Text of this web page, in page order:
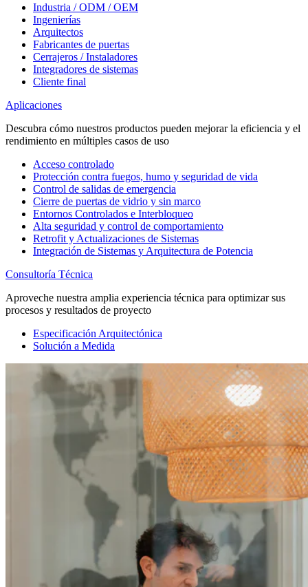
Industria / ODM / OEM
Ingenierías
Arquitectos
Fabricantes de puertas
Cerrajeros / Instaladores
Integradores de sistemas
Cliente final
Aplicaciones
Descubra cómo nuestros productos pueden mejorar la eficiencia y el
rendimiento en múltiples casos de uso
Acceso controlado
Protección contra fuegos, humo y seguridad de vida
Control de salidas de emergencia
Cierre de puertas de vidrio y sin marco
Entornos Controlados e Interbloqueo
Alta seguridad y control de comportamiento
Retrofit y Actualizaciones de Sistemas
Integración de Sistemas y Arquitectura de Potencia
Consultoría Técnica
Aproveche nuestra amplia experiencia técnica para optimizar sus
procesos y resultados de proyecto
Especificación Arquitectónica
Solución a Medida